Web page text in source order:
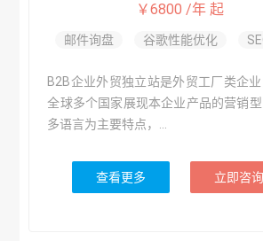
￥6800 /年 起
邮件询盘 谷歌性能优化
B2B企业外贸独立站是外贸工厂类企
全球多个国家展现本企业产品的营销
多语言为主要特点，...
查看更多 立即咨询